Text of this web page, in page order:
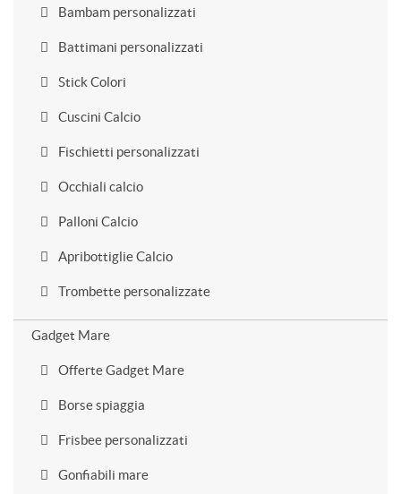
Bambam personalizzati
Battimani personalizzati
Stick Colori
Cuscini Calcio
Fischietti personalizzati
Occhiali calcio
Palloni Calcio
Apribottiglie Calcio
Trombette personalizzate
Gadget Mare
Offerte Gadget Mare
Borse spiaggia
Frisbee personalizzati
Gonfiabili mare